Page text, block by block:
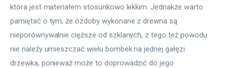
która jest materiałem stosunkowo lekkim. Jednakże warto
pamiętać o tym, że ozdoby wykonane z drewna są
nieporównywalnie cięższe od szklanych, z tego też powodu
nie należy umieszczać wielu bombek na jednej gałęzi
drzewka, ponieważ może to doprowadzić do jego